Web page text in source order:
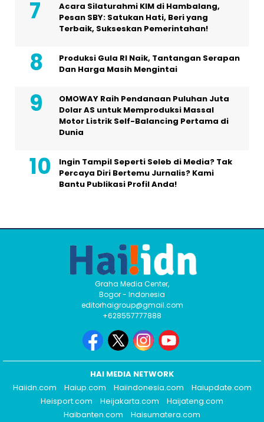
Acara Silaturahmi KIM di Hambalang,
Pesan SBY: Satukan Hati, Beri yang
Terbaik, Sukseskan Pemerintahan!
Produksi Gula RI Naik, Tantangan Serapan
Dan Harga Masih Mengintai
OMOWAY Raih Pendanaan Puluhan Juta
Dolar AS untuk Memproduksi Massal
Motor Listrik Self-Balancing Pertama di
Dunia
Ingin Tampil Seperti Seleb di Media? Tak
Percaya Diri Bertemu Jurnalis? Kami
Bantu Publikasi Profil Anda!
Graha Media Center,
Bogor - Indonesia
editorhaigroup@gmail.com
+628557777888
HAI MEDIA NETWORK
Haiidn.com
Haiup.com Haiindonesia.com
Haiupdate.com
Heisport.com
Heijakarta.com
Haijateng.com
Haibanten.com
Haisumatera.com